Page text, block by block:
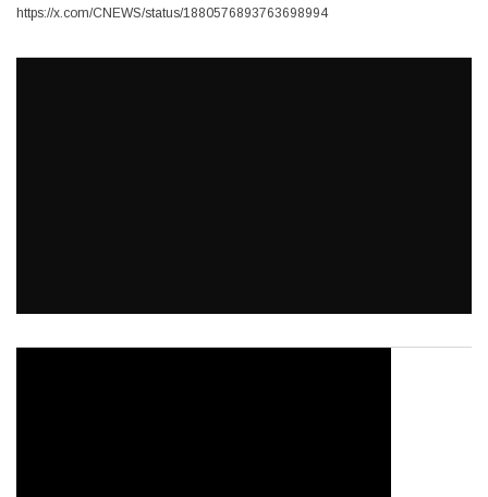
https://x.com/CNEWS/status/1880576893763698994